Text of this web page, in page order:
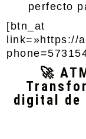
perfecto
[btn_at
link=»https://
🚀
digital de